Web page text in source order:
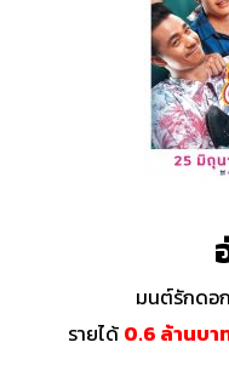
มนต์รักดอ
รายได้ 0.6 ล้านบา